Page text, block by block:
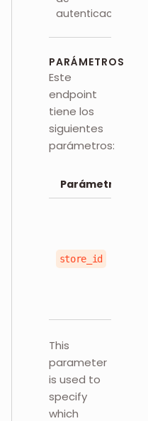
autenticación
PARÁMETROS
Este
endpoint
tiene los
siguientes
parámetros:
Parámetro
store_id
This
parameter
is used to
specify
which